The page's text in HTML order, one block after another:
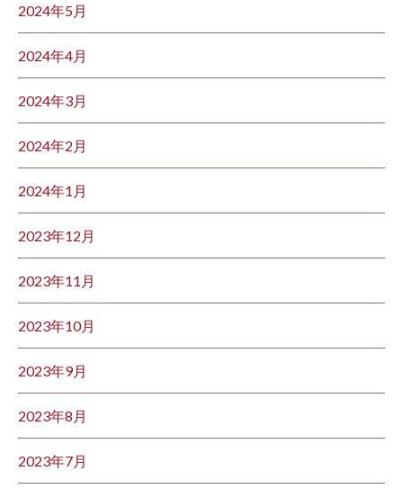
2024年5月
2024年4月
2024年3月
2024年2月
2024年1月
2023年12月
2023年11月
2023年10月
2023年9月
2023年8月
2023年7月